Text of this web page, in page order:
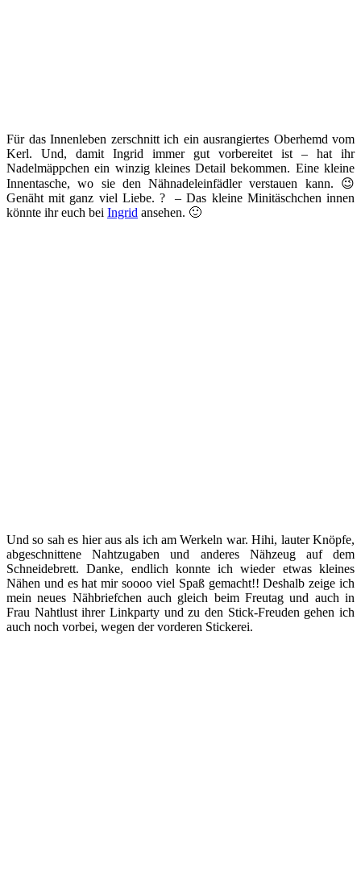
Für das Innenleben zerschnitt ich ein ausrangiertes Oberhemd vom
Kerl. Und, damit Ingrid immer gut vorbereitet ist – hat ihr
Nadelmäppchen ein winzig kleines Detail bekommen. Eine kleine
Innentasche, wo sie den Nähnadeleinfädler verstauen kann. 😉
Genäht mit ganz viel Liebe. ? – Das kleine Minitäschchen innen
könnte ihr euch bei Ingrid ansehen. 🙂
Und so sah es hier aus als ich am Werkeln war. Hihi, lauter Knöpfe,
abgeschnittene Nahtzugaben und anderes Nähzeug auf dem
Schneidebrett. Danke, endlich konnte ich wieder etwas kleines
Nähen und es hat mir soooo viel Spaß gemacht!! Deshalb zeige ich
mein neues Nähbriefchen auch gleich beim Freutag und auch in
Frau Nahtlust ihrer Linkparty und zu den Stick-Freuden gehen ich
auch noch vorbei, wegen der vorderen Stickerei.